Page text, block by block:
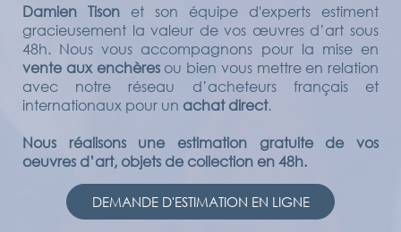
Damien Tison et son équipe d'experts estiment
gracieusement la valeur de vos œuvres d’art sous
48h. Nous vous accompagnons pour la mise en
vente aux enchèresou bien vous mettre en relation
avec notre réseau d’acheteurs français et
internationaux pour un achat direct.
Nous réalisons une estimation gratuite de vos
oeuvres d’art, objets de collection en 48h.
DEMANDE D'ESTIMATION EN LIGNE